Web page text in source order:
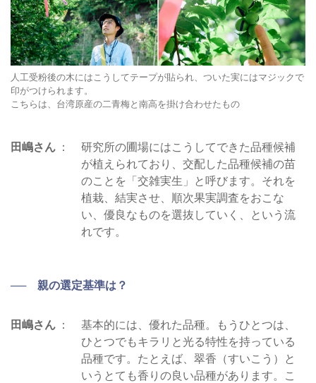
人工受粉後の木にはこうしてテープが貼られ、ついた実にはマジックで
印がつけられます。
こちらは、台湾原産の二青梅と南高を掛け合わせたもの
田嶋さん
研究所の圃場にはこうしてできた品種候補
が植えられており、交配した品種候補の苗
のことを「交雑実生」と呼びます。それを
植栽、結実させ、順次果実調査をおこな
い、優良なものを選抜していく、という流
れです。
── 親の選定基準は？
田嶋さん
基本的には、優れた品種。もうひとつは、
ひとつでもキラリと光る特性を持っている
品種です。たとえば、翠香（すいこう）と
いうとても香りの良い品種があります。こ